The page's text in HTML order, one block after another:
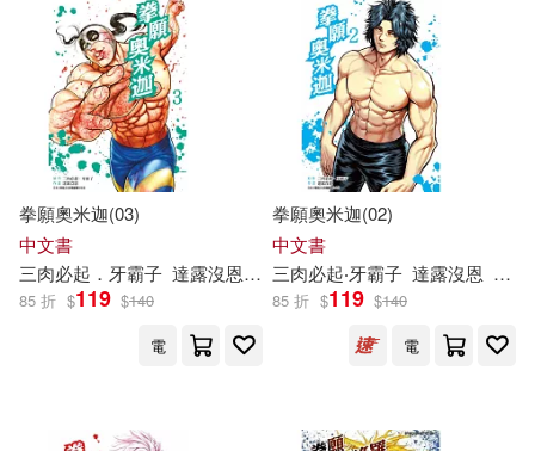
拳願奧米迦(03)
中文書
三肉必起 ． 牙霸子 達露沒恩 yoshiki
85 折 $119 $140
電
拳願奧米迦(02)
中文書
三肉必起‧牙霸子 達露沒恩
85 折 $119 $140
電